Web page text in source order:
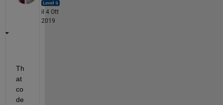
il 4 Ott
2019
Th
at
co
de